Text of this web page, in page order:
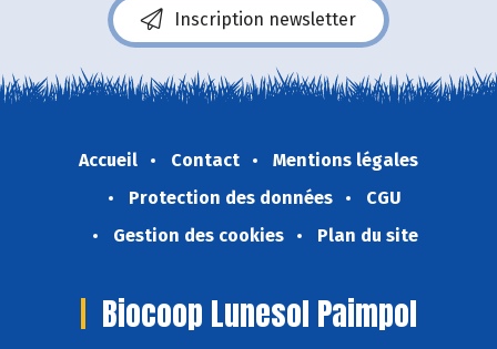
Inscription newsletter
Accueil Contact
Mentions légales
Protection des données
CGU
Gestion des cookies
Plan du site
Biocoop Lunesol Paimpol